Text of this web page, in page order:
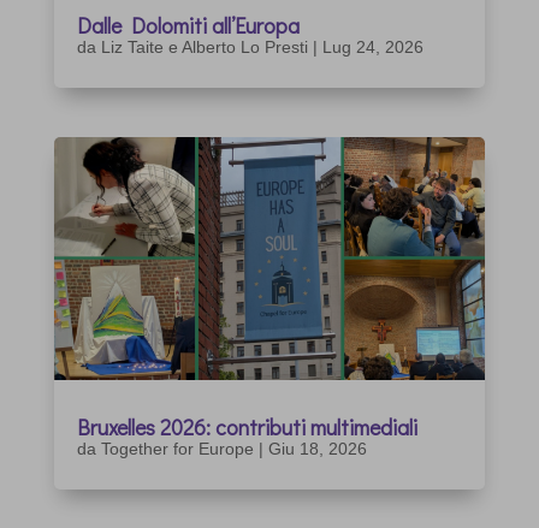
Dalle Dolomiti all’Europa
da Liz Taite e Alberto Lo Presti | Lug 24, 2026
Bruxelles 2026: contributi multimediali
da Together for Europe | Giu 18, 2026